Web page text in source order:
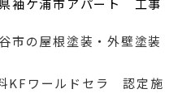
県袖ケ浦市アパート 工事
市の屋根塗装・外壁塗装
KFワールドセラ 認定施